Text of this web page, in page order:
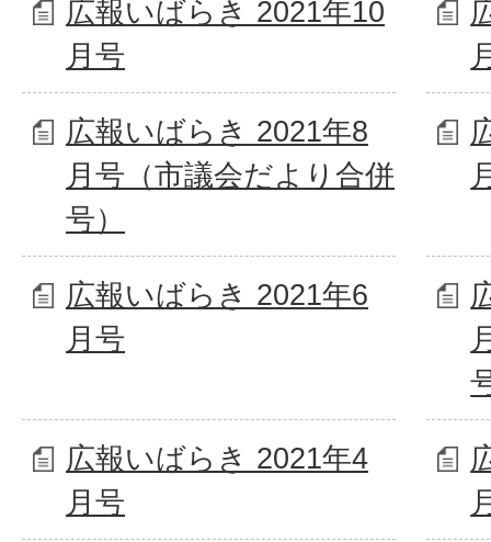
広報いばらき 2021年10
月号
広報いばらき 2021年8
月号（市議会だより合併
号）
広報いばらき 2021年6
月号
広報いばらき 2021年4
月号